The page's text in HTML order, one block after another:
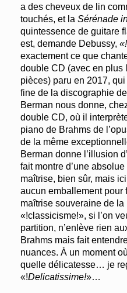
a des cheveux de lin
touchés, et la Sérénade
quintessence de guitare
est, demande Debussy,
exactement ce que
double CD (avec en plus
pièces) paru en 2017,
fine de la discographie
Berman nous donne,
double CD, où il
piano de Brahms de
de la même
Berman donne l’illusion
fait montre d’une
maîtrise, bien sûr, mais
aucun emballement pour
maîtrise souveraine de la
«!classicisme!», si l’on
partition, n’enlève rien
Brahms mais fait
nuances. À un moment
quelle délicatesse… je
«!Delicatissime!»…